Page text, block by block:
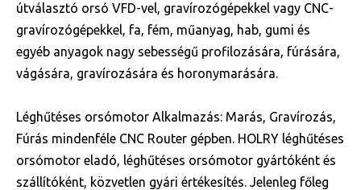
útválasztó orsó VFD-vel, gravírozógépekkel vagy CNC-
gravírozógépekkel, fa, fém, műanyag, hab, gumi és
egyéb anyagok nagy sebességű profilozására, fúrására,
vágására, gravírozására és horonymarására.
Léghűtéses orsómotor Alkalmazás: Marás, Gravírozás,
Fúrás mindenféle CNC Router gépben. HOLRY léghűtéses
orsómotor eladó, léghűtéses orsómotor gyártóként és
szállítóként, közvetlen gyári értékesítés. Jelenleg főleg